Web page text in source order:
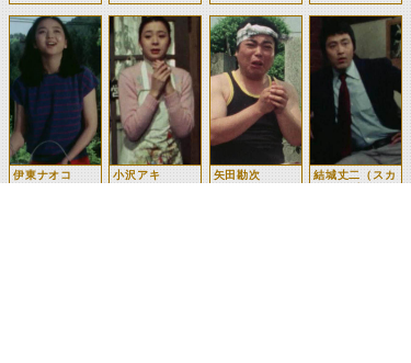
伊東ナオコ 小沢アキ 矢田勘次
結城丈二（スカ